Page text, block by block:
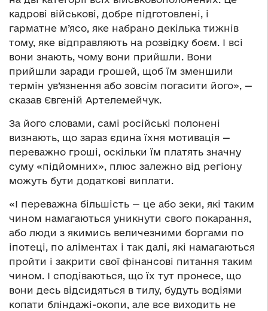
кадрові військові, добре підготовлені, і
гарматне м’ясо, яке набрано декілька тижнів
тому, яке відправляють на розвідку боєм. І всі
вони знають, чому вони прийшли. Вони
прийшли заради грошей, щоб їм зменшили
термін ув’язнення або зовсім погасити його», —
сказав Євгеній Артелемейчук.
За його словами, самі російські полонені
визнають, що зараз єдина їхня мотивація —
переважно гроші, оскільки їм платять значну
суму «підйомних», плюс залежно від регіону
можуть бути додаткові виплати.
«І переважна більшість — це або зеки, які таким
чином намагаються уникнути свого покарання,
або люди з якимись величезними боргами по
іпотеці, по аліментах і так далі, які намагаються
пройти і закрити свої фінансові питання таким
чином. І сподіваються, що їх тут пронесе, що
вони десь відсидяться в тилу, будуть водіями
копати бліндажі-окопи, але все виходить не